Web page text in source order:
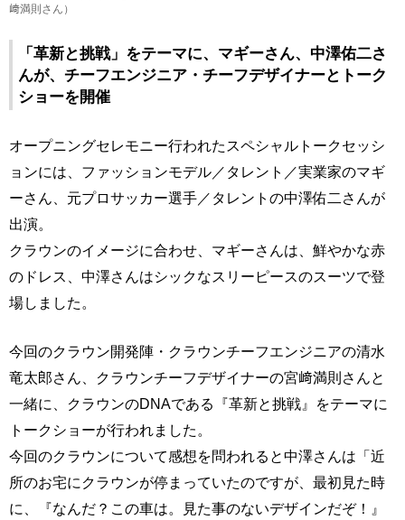
﨑満則さん）
「革新と挑戦」をテーマに、マギーさん、中澤佑二さ
んが、チーフエンジニア・チーフデザイナーとトーク
ショーを開催
オープニングセレモニー行われたスペシャルトークセッシ
ョンには、ファッションモデル／タレント／実業家のマギ
ーさん、元プロサッカー選手／タレントの中澤佑二さんが
出演。
クラウンのイメージに合わせ、マギーさんは、鮮やかな赤
のドレス、中澤さんはシックなスリーピースのスーツで登
場しました。
今回のクラウン開発陣・クラウンチーフエンジニアの清水
竜太郎さん、クラウンチーフデザイナーの宮﨑満則さんと
一緒に、クラウンのDNAである『革新と挑戦』をテーマに
トークショーが行われました。
今回のクラウンについて感想を問われると中澤さんは「近
所のお宅にクラウンが停まっていたのですが、最初見た時
に、『なんだ？この車は。見た事のないデザインだぞ！』